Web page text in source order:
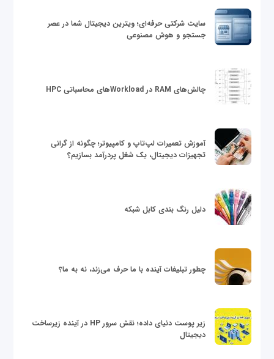
سایت شرکتی حرفه‌ای؛ ویترین دیجیتال شما در عصر
جستجو و هوش مصنوعی
چالش‌های RAM در Workloadهای محاسباتی HPC
آموزش تعمیرات لپ‌تاپ و کامپیوتر؛ چگونه از گرانی
تجهیزات دیجیتال، یک شغل پردرآمد بسازیم؟
دلیل رنگ بندی کابل شبکه
چطور تبلیغات آینده با ما حرف می‌زند، نه به ما؟
زیر پوست دنیای داده؛ نقش سرور HP در آینده زیرساخت
دیجیتال